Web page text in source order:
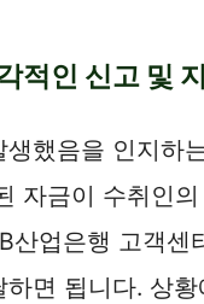
적인 신고 및
생했음을 인지하
자금이 수취인
산업은행 고객
하면 됩니다. 상